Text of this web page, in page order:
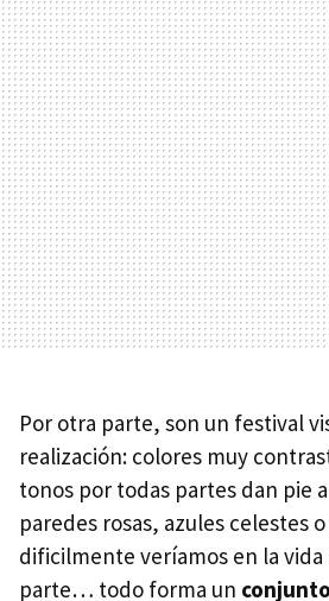
Por otra parte, son un festival
realización: colores muy
tonos por todas partes dan pie
paredes rosas, azules celestes
dificilmente veríamos en la
parte… todo forma un